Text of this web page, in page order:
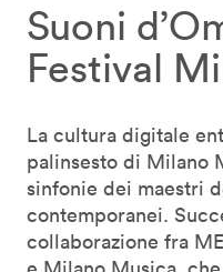
Suoni
Festival
La cultura digitale
palinsesto di Milano
sinfonie dei maestri
contemporanei.
collaborazione fra